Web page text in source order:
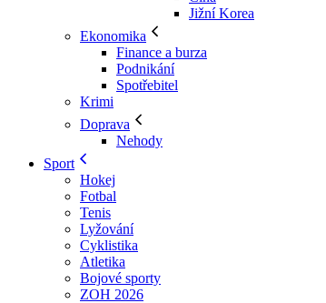
Jižní Korea
Ekonomika
Finance a burza
Podnikání
Spotřebitel
Krimi
Doprava
Nehody
Sport
Hokej
Fotbal
Tenis
Lyžování
Cyklistika
Atletika
Bojové sporty
ZOH 2026